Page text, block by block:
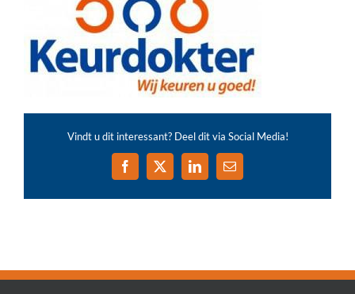
Vindt u dit interessant? Deel dit via Social Media!
Facebook
X LinkedIn
E-